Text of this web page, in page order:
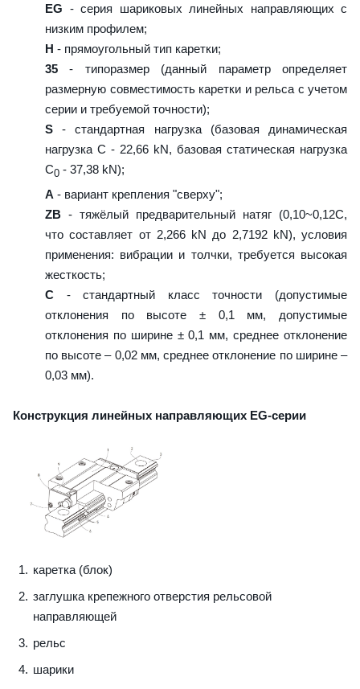
EG - серия шариковых линейных направляющих с
низким профилем;
H - прямоугольный тип каретки;
35 - типоразмер (данный параметр определяет
размерную совместимость каретки и рельса с учетом
серии и требуемой точности);
S - стандартная нагрузка (базовая динамическая
нагрузка C - 22,66 kN, базовая статическая нагрузка
С0 - 37,38 kN);
A - вариант крепления "сверху";
ZB - тяжёлый предварительный натяг (0,10~0,12C,
что составляет от 2,266 kN до 2,7192 kN), условия
применения: вибрации и толчки, требуется высокая
жесткость;
C - стандартный класс точности (допустимые
отклонения по высоте ± 0,1 мм, допустимые
отклонения по ширине ± 0,1 мм, среднее отклонение
по высоте – 0,02 мм, среднее отклонение по ширине –
0,03 мм).
Конструкция линейных направляющих EG-серии
каретка (блок)
заглушка крепежного отверстия рельсовой
направляющей
рельс
шарики